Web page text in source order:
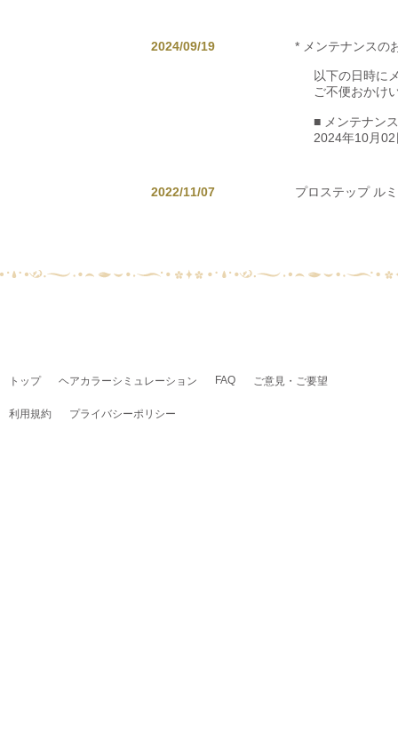
2024/09/19 * メンテナンスの
以下の日時に
ご不便おかけ
■ メンテナン
2024年10月
2022/11/07 プロステップ ル
トップ ヘアカラーシミュレーション FAQ ご意見・ご要望
利用規約 プライバシーポリシー